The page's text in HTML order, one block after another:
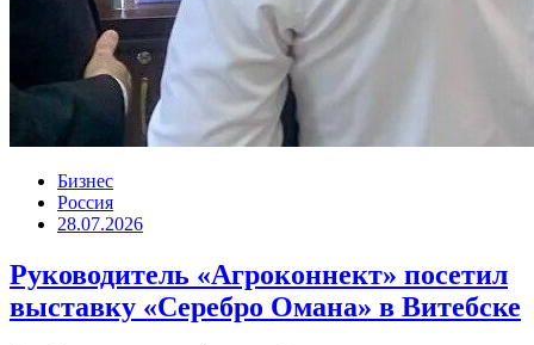
Бизнес
Россия
28.07.2026
Руководитель «Агроконнект» посетил
выставку «Серебро Омана» в Витебске